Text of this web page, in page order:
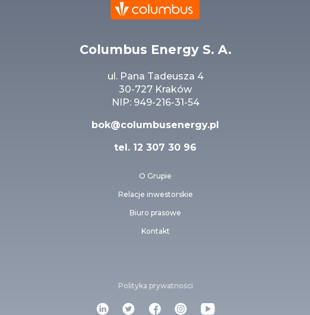
Columbus Energy S. A.
ul. Pana Tadeusza 4
30-727 Kraków
NIP: 949-216-31-54
bok@columbusenergy.pl
tel. 12 307 30 96
O Grupie
Relacje inwestorskie
Biuro prasowe
Kontakt
Polityka prywatności